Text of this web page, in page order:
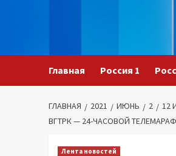
Главная Россия 1
ГЛАВНАЯ 2021 ИЮНЬ 2
12
ВГТРК — 24-ЧАСОВОЙ
Лента новостей